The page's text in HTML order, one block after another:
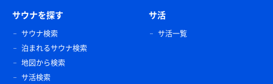
サウナを探す
サウナ検索
泊まれるサウナ検索
地図から検索
サ活検索
サ活
サ活一覧